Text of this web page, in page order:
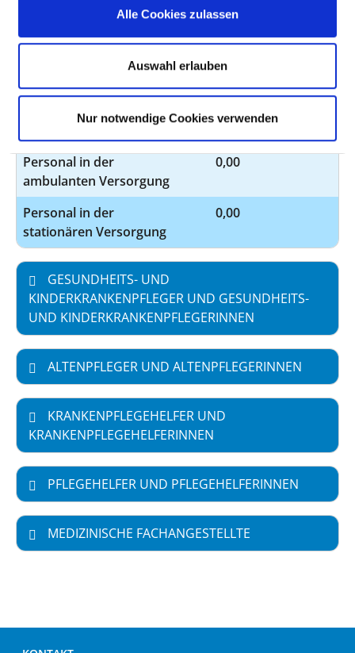
Alle Cookies zulassen
Auswahl erlauben
Nur notwendige Cookies verwenden
Personal mit direktem
0,00
Personal ohne direktes
Beschäftigungsverhältnis
Personal in der
ambulanten Versorgung
0,00
Personal in der
stationären Versorgung
0,00
GESUNDHEITS- UND
KINDERKRANKENPFLEGER UND GESUNDHEITS-
UND KINDERKRANKENPFLEGERINNEN
ALTENPFLEGER UND ALTENPFLEGERINNEN
KRANKENPFLEGEHELFER UND
KRANKENPFLEGEHELFERINNEN
PFLEGEHELFER UND PFLEGEHELFERINNEN
MEDIZINISCHE FACHANGESTELLTE